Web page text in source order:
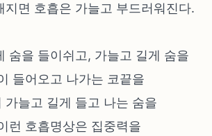
지면 호흡은 가늘고 부드러워진다.
숨을 들이쉬고, 가늘고 길게 숨을
들어오고 나가는 코끝을
가늘고 길게 들고 나는 숨을
런 호흡명상은 집중력을